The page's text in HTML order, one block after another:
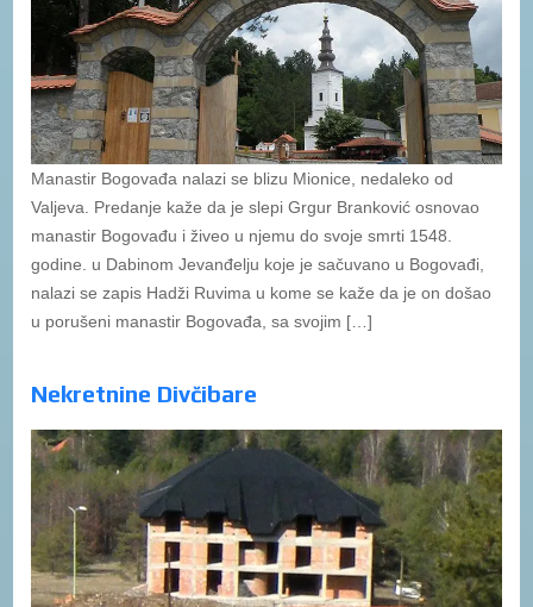
Manastir Bogovađa nalazi se blizu Mionice, nedaleko od
Valjeva. Predanje kaže da je slepi Grgur Branković osnovao
manastir Bogovađu i živeo u njemu do svoje smrti 1548.
godine. u Dabinom Jevanđelju koje je sačuvano u Bogovađi,
nalazi se zapis Hadži Ruvima u kome se kaže da je on došao
u porušeni manastir Bogovađa, sa svojim […]
Nekretnine Divčibare